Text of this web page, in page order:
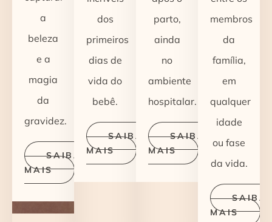
a
beleza
e a
magia
da
gravidez.
SAIBA
MAIS
dos
primeiros
dias de
vida do
bebê.
SAIBA
MAIS
parto,
ainda
no
ambiente
hospitalar.
SAIBA
MAIS
membros
da
família,
em
qualquer
idade
ou fase
da vida.
SAIBA
MAIS